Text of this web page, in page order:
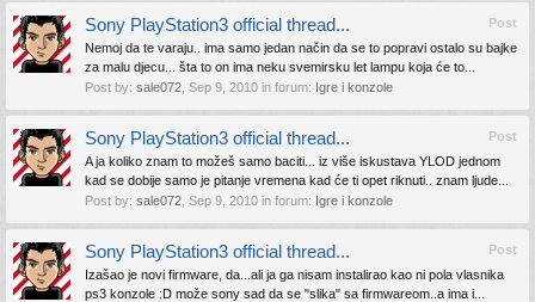
Post
Sony PlayStation3 official thread...
Nemoj da te varaju.. ima samo jedan način da se to popravi ostalo su bajke
za malu djecu... šta to on ima neku svemirsku let lampu koja će to...
Post by: sale072 Sep 9, 2010 in forum: Igre i konzole
Post
Sony PlayStation3 official thread...
A ja koliko znam to možeš samo baciti... iz više iskustava YLOD jednom
kad se dobije samo je pitanje vremena kad će ti opet riknuti.. znam ljude...
Post by: sale072 Sep 9, 2010 in forum: Igre i konzole
Post
Sony PlayStation3 official thread...
Izašao je novi firmware, da...ali ja ga nisam instalirao kao ni pola vlasnika
ps3 konzole :D može sony sad da se "slika" sa firmwareom..a ima i...